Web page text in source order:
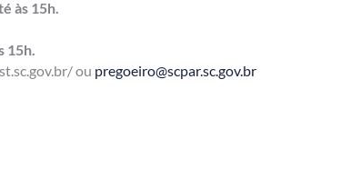
às 15h.
15h.
ou pregoeiro@scpar.sc.gov.br